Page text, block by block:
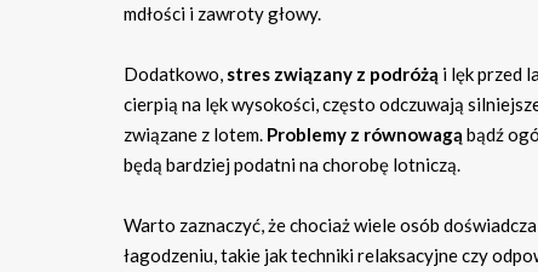
mdłości i zawroty głowy.
Dodatkowo, stres związany z podróżą i lęk przed
cierpią na lęk wysokości, często odczuwają
związane z lotem. Problemy z równowagą bądź
będą bardziej podatni na chorobę lotniczą.
Warto zaznaczyć, że chociaż wiele osób
łagodzeniu, takie jak techniki relaksacyjne czy